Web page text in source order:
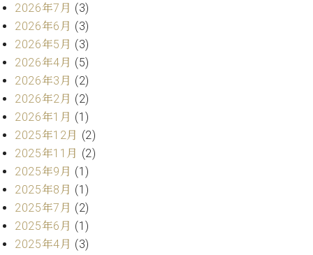
コ
ン
サ
ー
ト
グ
ラ
ン
ド
ア
ノ
C.
ベ
ヒ
シ
ー
レ
納
入
実
績
ー
ル・
ス
タ
ジ
ベ
ン
ト
代
理
店
催
イ
ベ
ン
ト
コ
教室
ベ
ヒ
シ
タ
イ
ン
・
セ
ン
ト
ラ
東
せ
2026年7月 (3)
2026年6月 (3)
2026年5月 (3)
2026年4月 (5)
2026年3月 (2)
2026年2月 (2)
2026年1月 (1)
2025年12月 (2)
2025年11月 (2)
2025年9月 (1)
2025年8月 (1)
2025年7月 (2)
2025年6月 (1)
2025年4月 (3)